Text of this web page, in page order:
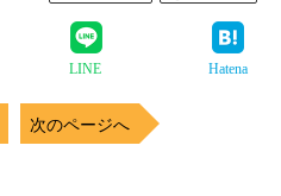
LINE Hatena
次のページへ